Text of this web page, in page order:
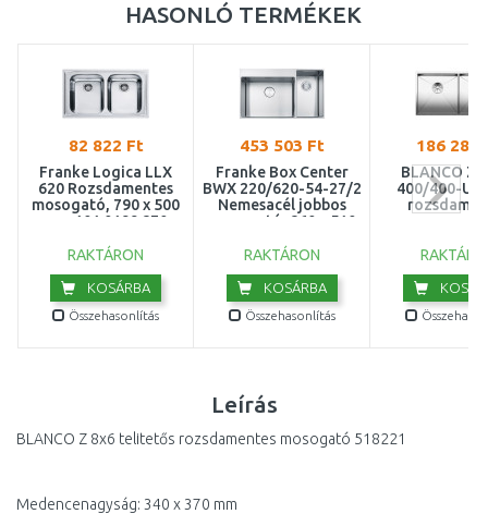
HASONLÓ TERMÉKEK
82 822 Ft
Franke Logica LLX
620 Rozsdamentes
mosogató, 790 x 500
mm 101.0199.870
RAKTÁRON
KOSÁRBA
Összehasonlítás
453 503 Ft
Franke Box Center
BWX 220/620-54-27/2
Nemesacél jobbos
mosogató, 860 x 510
RAKTÁRON
KOSÁRBA
Összehasonlítás
186 281
BLANCO
400/400-U
Leírás
BLANCO Z 8x6 telitetős rozsdamentes mosogató 518221
Medencenagyság: 340 x 370 mm